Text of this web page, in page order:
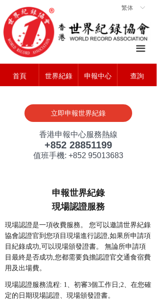
首頁 世界紀錄 申報中心 查詢
ꀅ
繁体
끀
ꀇ 首頁
ꄃ 關於協會
ꁡ 世界紀錄
ꄠ 查詢中心
常見問題
聯系我們
香港申報中心服務熱線
+852 28851199
值班手機: +852 95013683
立即申報世界紀錄
申報世界紀錄
現場認證服務
現場認證是一項收費服務。
您可以邀請世界紀錄
協會認證官到您項目現場進行認證,如果所申請項
目紀錄成功,可以現場頒發證書。 無論所申請項
目最終是否成功,您都需要負擔認證官交通食宿費
用及出場費。
現場認證服務流程: 1、初審3個工作日;2、在您確
定的日期現場認證、現場頒發證書。